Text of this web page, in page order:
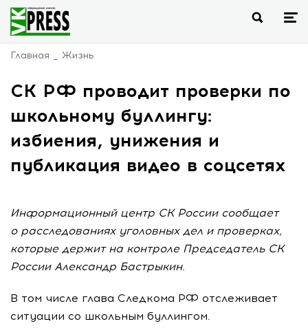
Главная Жизнь
СК РФ проводит проверки по
школьному буллингу:
избиения, унижения и
публикация видео в соцсетях
Информационный центр СК России сообщает
о расследованиях уголовных дел и проверках,
которые держит на контроле Председатель СК
России Александр Бастрыкин.
В том числе глава Следкома РФ отслеживает
ситуации со школьным буллингом.